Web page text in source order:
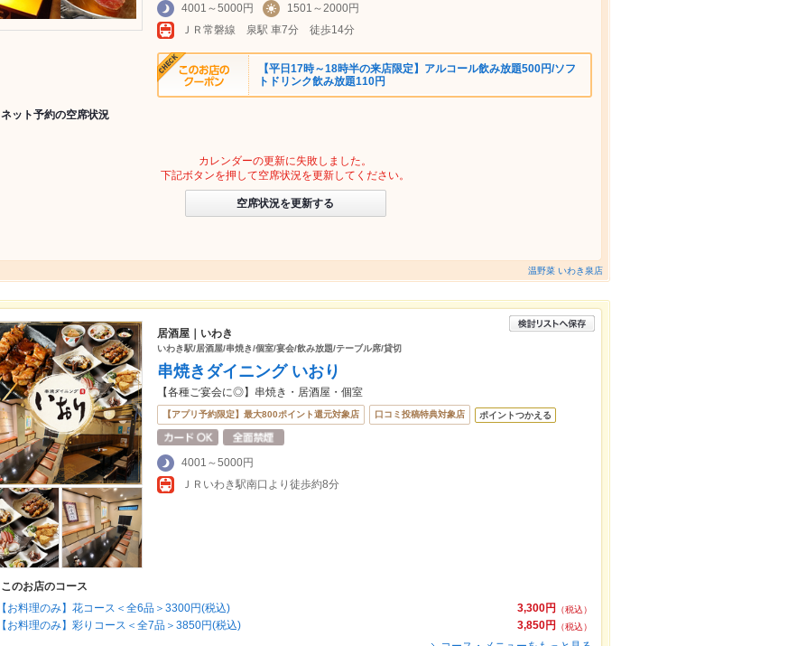
4001～5000円
1501～2000円
ＪＲ常磐線 泉駅 車7分 徒歩14分
【平日17時～18時半の来店限定】アルコール飲み放題500円/ソフ
トドリンク飲み放題110円
ネット予約の空席状況
カレンダーの更新に失敗しました。
下記ボタンを押して空席状況を更新してください。
空席状況を更新する
温野菜 いわき泉店
居酒屋｜いわき
いわき駅/居酒屋/串焼き/個室/宴会/飲み放題/テーブル席/貸切
串焼きダイニング いおり
【各種ご宴会に◎】串焼き・居酒屋・個室
【アプリ予約限定】最大800ポイント還元対象店 口コミ投稿特典対象店 ポイントつかえる
4001～5000円
ＪＲいわき駅南口より徒歩約8分
このお店のコース
3,300円
（税込）
【お料理のみ】花コース＜全6品＞3300円(税込)
3,850円
（税込）
【お料理のみ】彩りコース＜全7品＞3850円(税込)